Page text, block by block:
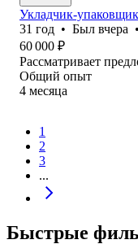
Укладчик-
31 год • Был вчера •
60 000 ₽
Рассматривает
Общий опыт
4 месяца
1
2
3
...
Быстрые